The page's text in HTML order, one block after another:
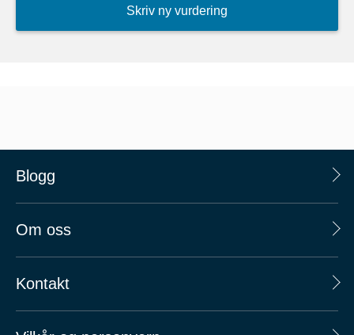
Skriv ny vurdering
Blogg
Om oss
Kontakt